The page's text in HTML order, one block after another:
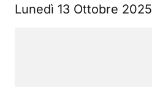
Lunedì 13 Ottobre 2025